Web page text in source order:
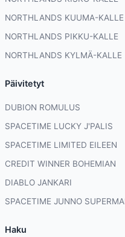
NORTHLANDS KUUMA-KALLE
NORTHLANDS PIKKU-KALLE
NORTHLANDS KYLMÄ-KALLE
Päivitetyt
DUBION ROMULUS
SPACETIME LUCKY J'PALIS
SPACETIME LIMITED EILEEN
CREDIT WINNER BOHEMIAN
DIABLO JANKARI
SPACETIME JUNNO
Haku